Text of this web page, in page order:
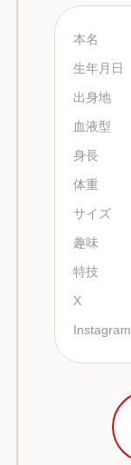
本名
生年月日
出身地
血液型
身長
体重
サイズ
趣味
特技
X
Instagram